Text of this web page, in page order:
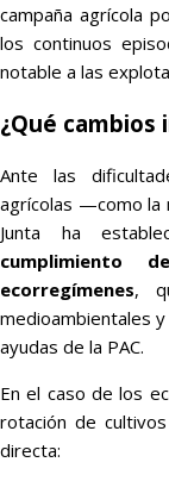
campaña agrícola
los continuos
notable a las
¿Qué cambios
Ante las
agrícolas —como la
Junta ha
cumplimiento
ecorregímenes,
medioambientales
ayudas de la PAC.
En el caso de los
rotación de
directa: